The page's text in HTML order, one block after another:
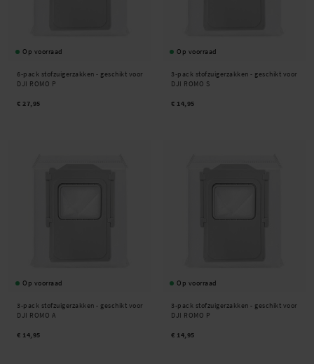
Op voorraad
6-pack stofzuigerzakken - geschikt voor
DJI ROMO P
€ 27,95
Op voorraad
3-pack stofzuigerzakken - geschikt voor
DJI ROMO S
€ 14,95
Op voorraad
3-pack stofzuigerzakken - geschikt voor
DJI ROMO A
€ 14,95
Op voorraad
3-pack stofzuigerzakken - geschikt voor
DJI ROMO P
€ 14,95